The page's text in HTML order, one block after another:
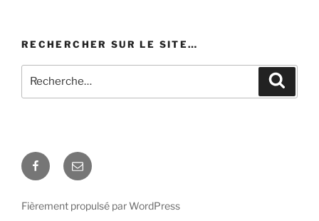
RECHERCHER SUR LE SITE…
pour
Facebook
E-
mail
Fièrement propulsé par WordPress